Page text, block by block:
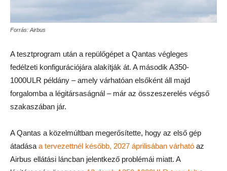
Forrás: Airbus
A tesztprogram után a repülőgépet a Qantas végleges
fedélzeti konfigurációjára alakítják át. A második A350-
1000ULR példány – amely várhatóan elsőként áll majd
forgalomba a légitársaságnál – már az összeszerelés végső
szakaszában jár.
A Qantas a közelmúltban megerősítette, hogy az első gép
átadása a tervezettnél később, 2027 áprilisában várható az
Airbus ellátási láncban jelentkező problémái miatt. A